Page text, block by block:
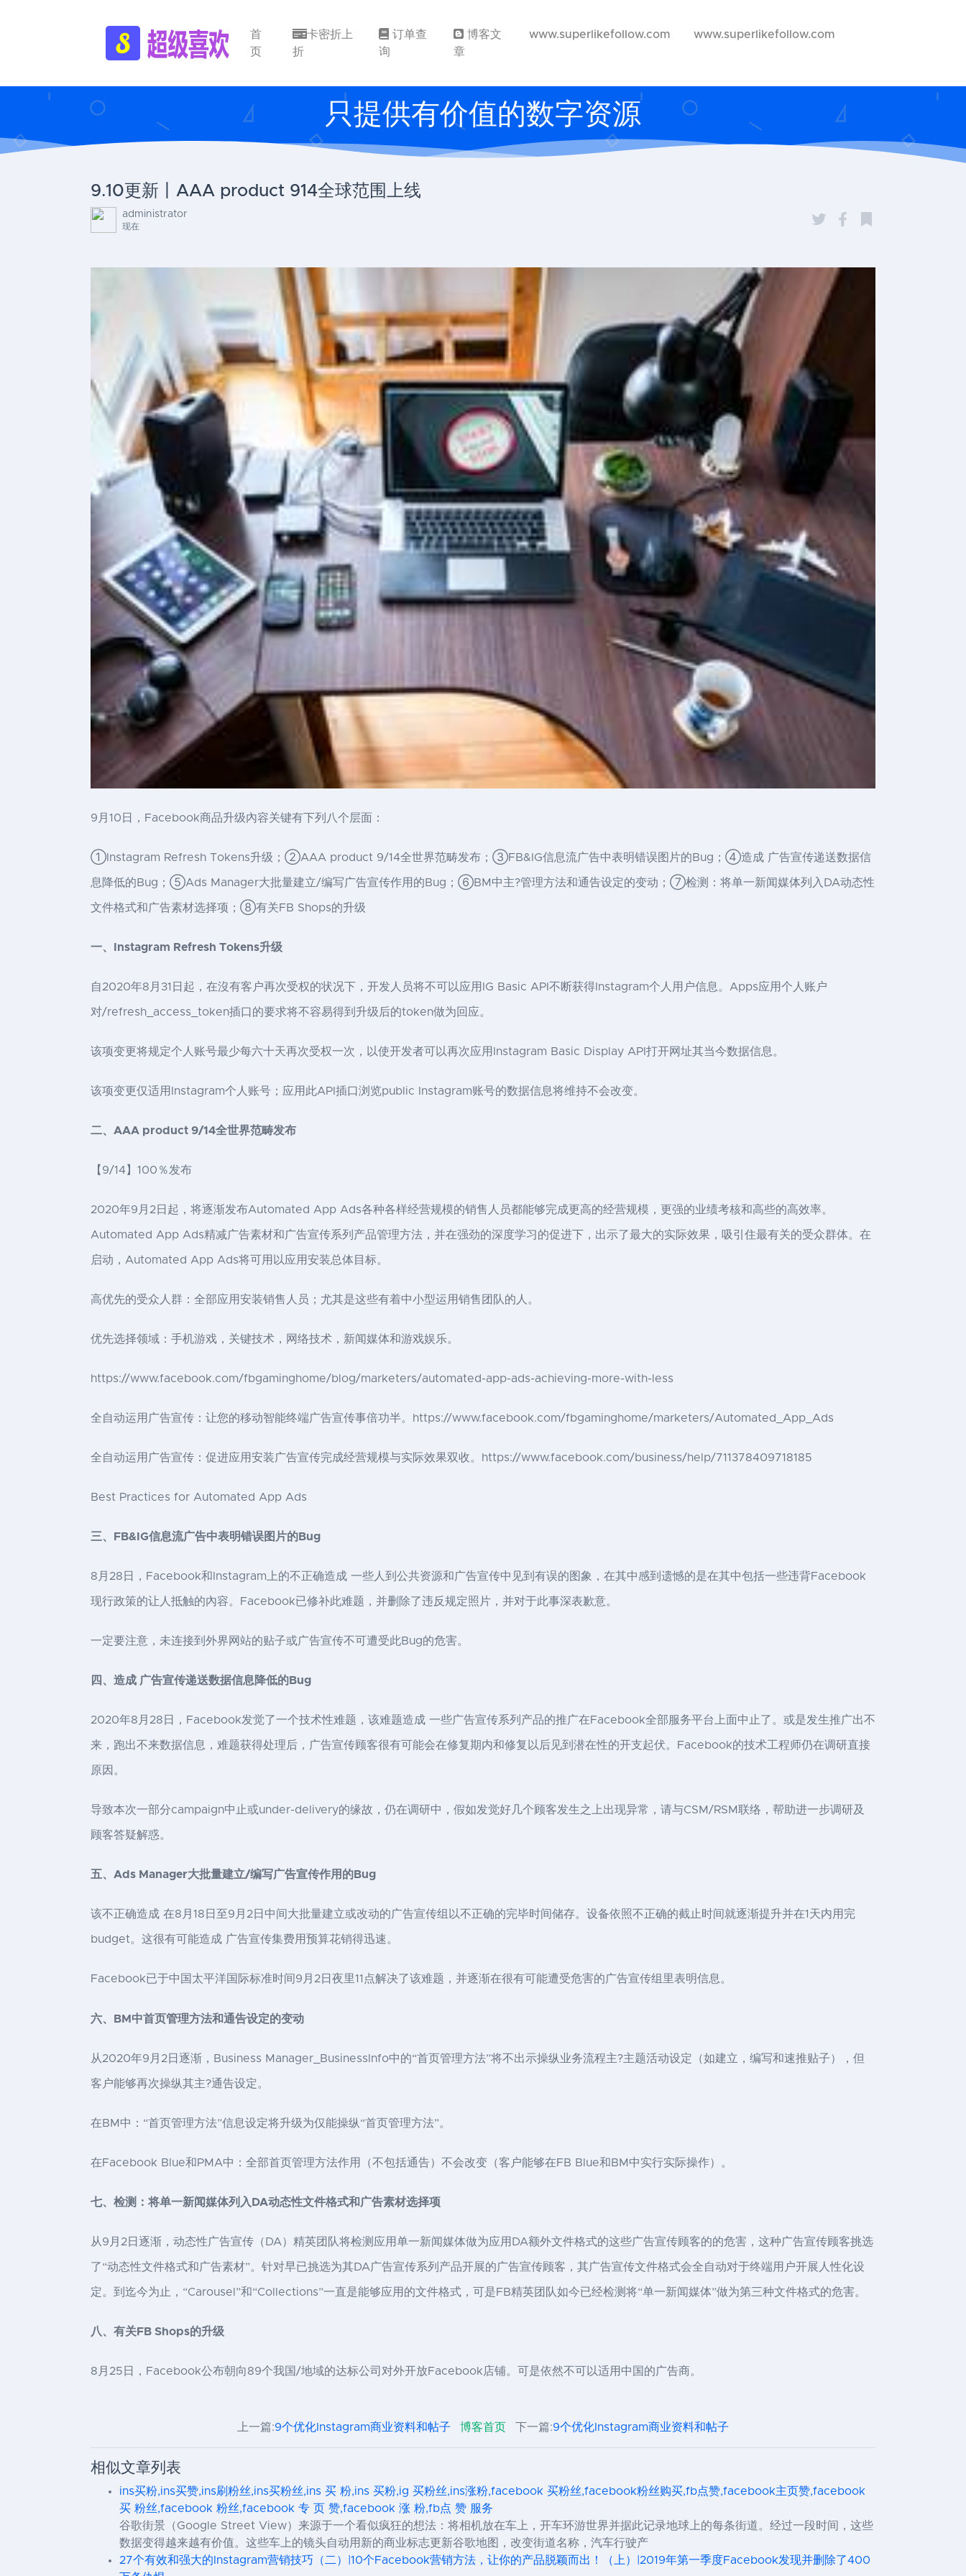
首
页
卡密折上
折
订单查
询
博客文
章
www.superlikefollow.com www.superlikefollow.com
只提供有价值的数字资源
9.10更新丨AAA product 914全球范围上线
administrator
现在
9月10日，Facebook商品升级內容关键有下列八个层面：
①Instagram Refresh Tokens升级；②AAA product 9/14全世界范畴发布；③FB&IG信息流广告中表明错误图片的Bug；④造成 广告宣传递送数据信
息降低的Bug；⑤Ads Manager大批量建立/编写广告宣传作用的Bug；⑥BM中主?管理方法和通告设定的变动；⑦检测：将单一新闻媒体列入DA动态性
文件格式和广告素材选择项；⑧有关FB Shops的升级
一、Instagram Refresh Tokens升级
自2020年8月31日起，在沒有客户再次受权的状况下，开发人员将不可以应用IG Basic API不断获得Instagram个人用户信息。Apps应用个人账户
对/refresh_access_token插口的要求将不容易得到升级后的token做为回应。
该项变更将规定个人账号最少每六十天再次受权一次，以使开发者可以再次应用Instagram Basic Display API打开网址其当今数据信息。
该项变更仅适用Instagram个人账号；应用此API插口浏览public Instagram账号的数据信息将维持不会改变。
二、AAA product 9/14全世界范畴发布
【9/14】100％发布
2020年9月2日起，将逐渐发布Automated App Ads各种各样经营规模的销售人员都能够完成更高的经营规模，更强的业绩考核和高些的高效率。
Automated App Ads精减广告素材和广告宣传系列产品管理方法，并在强劲的深度学习的促进下，出示了最大的实际效果，吸引住最有关的受众群体。在
启动，Automated App Ads将可用以应用安装总体目标。
高优先的受众人群：全部应用安装销售人员；尤其是这些有着中小型运用销售团队的人。
优先选择领域：手机游戏，关键技术，网络技术，新闻媒体和游戏娱乐。
https://www.facebook.com/fbgaminghome/blog/marketers/automated-app-ads-achieving-more-with-less
全自动运用广告宣传：让您的移动智能终端广告宣传事倍功半。https://www.facebook.com/fbgaminghome/marketers/Automated_App_Ads
全自动运用广告宣传：促进应用安装广告宣传完成经营规模与实际效果双收。https://www.facebook.com/business/help/711378409718185
Best Practices for Automated App Ads
三、FB&IG信息流广告中表明错误图片的Bug
8月28日，Facebook和Instagram上的不正确造成 一些人到公共资源和广告宣传中见到有误的图象，在其中感到遗憾的是在其中包括一些违背Facebook
现行政策的让人抵触的內容。Facebook已修补此难题，并删除了违反规定照片，并对于此事深表歉意。
一定要注意，未连接到外界网站的贴子或广告宣传不可遭受此Bug的危害。
四、造成 广告宣传递送数据信息降低的Bug
2020年8月28日，Facebook发觉了一个技术性难题，该难题造成 一些广告宣传系列产品的推广在Facebook全部服务平台上面中止了。或是发生推广出不
来，跑出不来数据信息，难题获得处理后，广告宣传顾客很有可能会在修复期内和修复以后见到潜在性的开支起伏。Facebook的技术工程师仍在调研直接
原因。
导致本次一部分campaign中止或under-delivery的缘故，仍在调研中，假如发觉好几个顾客发生之上出现异常，请与CSM/RSM联络，帮助进一步调研及
顾客答疑解惑。
五、Ads Manager大批量建立/编写广告宣传作用的Bug
该不正确造成 在8月18日至9月2日中间大批量建立或改动的广告宣传组以不正确的完毕时间储存。设备依照不正确的截止时间就逐渐提升并在1天内用完
budget。这很有可能造成 广告宣传集费用预算花销得迅速。
Facebook已于中国太平洋国际标准时间9月2日夜里11点解决了该难题，并逐渐在很有可能遭受危害的广告宣传组里表明信息。
六、BM中首页管理方法和通告设定的变动
从2020年9月2日逐渐，Business Manager_BusinessInfo中的“首页管理方法”将不出示操纵业务流程主?主题活动设定（如建立，编写和速推贴子），但
客户能够再次操纵其主?通告设定。
在BM中：“首页管理方法”信息设定将升级为仅能操纵“首页管理方法”。
在Facebook Blue和PMA中：全部首页管理方法作用（不包括通告）不会改变（客户能够在FB Blue和BM中实行实际操作）。
七、检测：将单一新闻媒体列入DA动态性文件格式和广告素材选择项
从9月2日逐渐，动态性广告宣传（DA）精英团队将检测应用单一新闻媒体做为应用DA额外文件格式的这些广告宣传顾客的的危害，这种广告宣传顾客挑选
了“动态性文件格式和广告素材”。针对早已挑选为其DA广告宣传系列产品开展的广告宣传顾客，其广告宣传文件格式会全自动对于终端用户开展人性化设
定。到迄今为止，“Carousel”和“Collections”一直是能够应用的文件格式，可是FB精英团队如今已经检测将“单一新闻媒体”做为第三种文件格式的危害。
八、有关FB Shops的升级
8月25日，Facebook公布朝向89个我国/地域的达标公司对外开放Facebook店铺。可是依然不可以适用中国的广告商。
上一篇:9个优化Instagram商业资料和帖子 博客首页 下一篇:9个优化Instagram商业资料和帖子
相似文章列表
ins买粉,ins买赞,ins刷粉丝,ins买粉丝,ins 买 粉,ins 买粉,ig 买粉丝,ins涨粉,facebook 买粉丝,facebook粉丝购买,fb点赞,facebook主页赞,facebook
买 粉丝,facebook 粉丝,facebook 专 页 赞,facebook 涨 粉,fb点 赞 服务
谷歌街景（Google Street View）来源于一个看似疯狂的想法：将相机放在车上，开车环游世界并据此记录地球上的每条街道。经过一段时间，这些
数据变得越来越有价值。这些车上的镜头自动用新的商业标志更新谷歌地图，改变街道名称，汽车行驶产
27个有效和强大的Instagram营销技巧（二）|10个Facebook营销方法，让你的产品脱颖而出！（上）|2019年第一季度Facebook发现并删除了400